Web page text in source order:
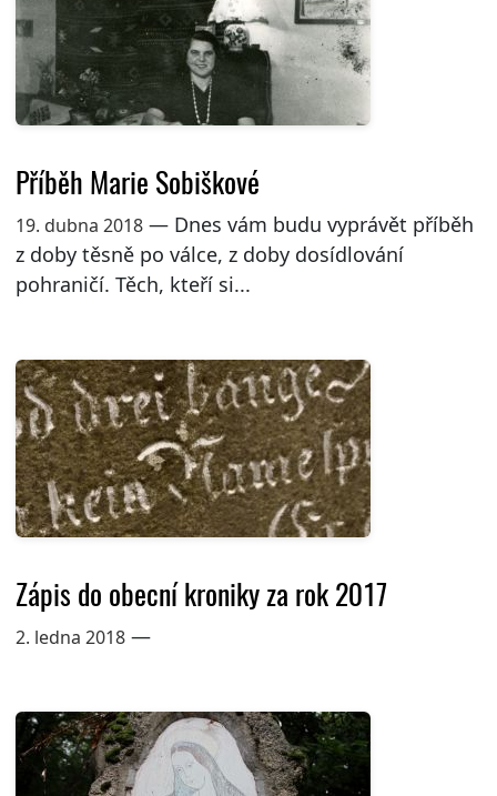
Příběh Marie Sobiškové
19. dubna 2018— Dnes vám budu vyprávět příběh
z doby těsně po válce, z doby dosídlování
pohraničí. Těch, kteří si...
Zápis do obecní kroniky za rok 2017
2. ledna 2018—